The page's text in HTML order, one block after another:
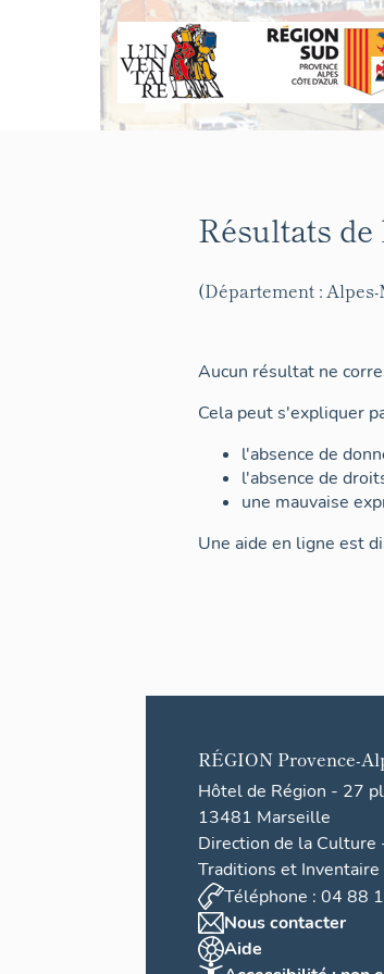
Résultats
(Département :
Aucun résultat ne
Cela peut s'expliquer
l'absence de
l'absence de
une mauvaise
Une aide en ligne est
RÉGION Provence-
Hôtel de Région - 27
13481 Marseille
Direction de la Culture
Traditions et Inventaire
Téléphone : 04 88
Nous contacter
Aide